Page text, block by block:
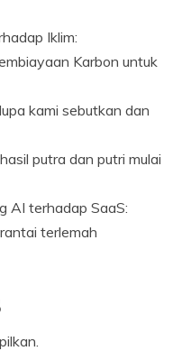
Iklim:
Karbon untuk
kami sebutkan dan
putra dan putri mulai
AI terhadap SaaS:
terlemah